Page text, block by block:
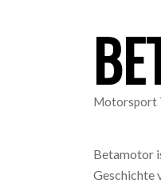
Motorsport
Betamotor
Geschichte